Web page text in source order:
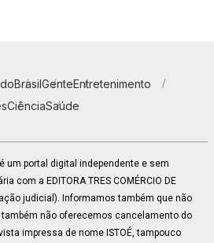
BrasilGenteEntretenimento
CiênciaSaúde
é um portal digital independente e sem
com a EDITORA TRES COMÉRCIO DE
judicial). Informamos também que não
não oferecemos cancelamento do
impressa de nome ISTOÉ, tampouco